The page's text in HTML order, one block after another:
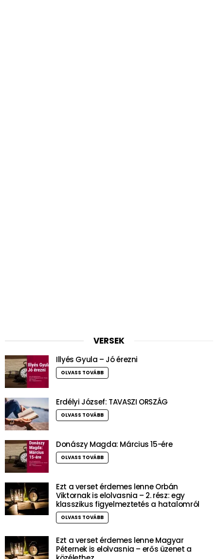
VERSEK
Illyés Gyula – Jó érezni
OLVASS TOVÁBB
Erdélyi József: TAVASZI ORSZÁG
OLVASS TOVÁBB
Donászy Magda: Március 15-ére
OLVASS TOVÁBB
Ezt a verset érdemes lenne Orbán
Viktornak is elolvasnia – 2. rész: egy
klasszikus figyelmeztetés a hatalomról
OLVASS TOVÁBB
Ezt a verset érdemes lenne Magyar
Péternek is elolvasnia – erős üzenet a